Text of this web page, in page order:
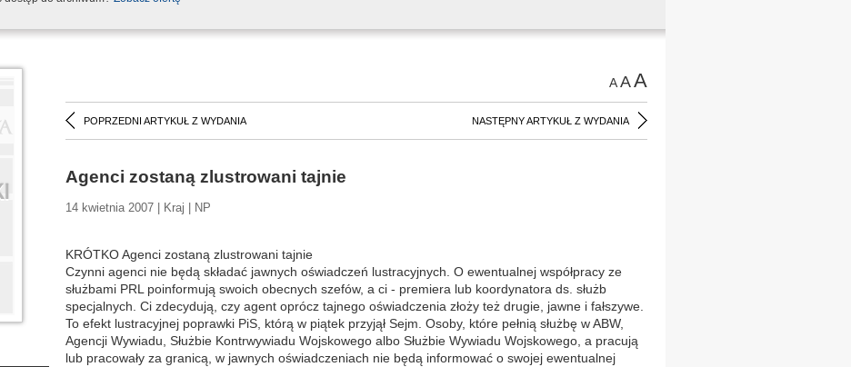
AAA
POPRZEDNI ARTYKUŁ Z WYDANIA NASTĘPNY ARTYKUŁ Z WYDANIA
Agenci zostaną zlustrowani tajnie
14 kwietnia 2007 | Kraj | NP
KRÓTKO Agenci zostaną zlustrowani tajnie
Czynni agenci nie będą składać jawnych oświadczeń lustracyjnych. O ewentualnej współpracy ze
służbami PRL poinformują swoich obecnych szefów, a ci - premiera lub koordynatora ds. służb
specjalnych. Ci zdecydują, czy agent oprócz tajnego oświadczenia złoży też drugie, jawne i fałszywe.
To efekt lustracyjnej poprawki PiS, którą w piątek przyjął Sejm. Osoby, które pełnią służbę w ABW,
Agencji Wywiadu, Służbie Kontrwywiadu Wojskowego albo Służbie Wywiadu Wojskowego, a pracują
lub pracowały za granicą, w jawnych oświadczeniach nie będą informować o swojej ewentualnej